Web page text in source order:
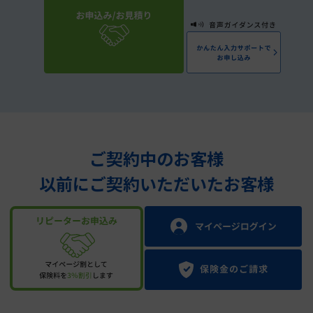
ご契約中のお客様
以前にご契約いただいたお客様